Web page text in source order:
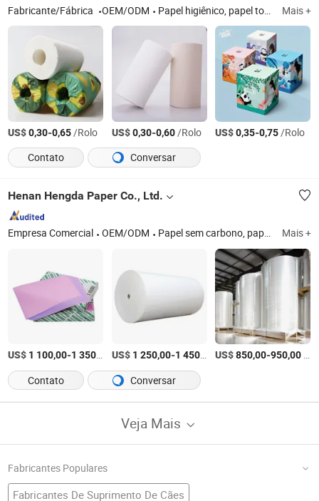
Fabricante/Fábrica OEM/ODM Papel higiênico, papel toalha, lenço de papel, guardanapo, toalha de papel, papel de cozinha Mais +
US$0,30-0,65/Rolo US$0,30-0,60/Rolo US$0,35-0,75/Rolo
Contato
Conversar
Henan Hengda Paper Co., Ltd.
Empresa Comercial OEM/ODM Papel sem carbono, papel revestido, papel colorido, papel duplex com fundo cinza, papel kraft, papel jornal, papel NCR, papel de tecido Mf/Mg, papel de vidro, papelão cinza Mais +
US$ 1 100,00-1 350,00 /Tonelada
US$ 1 250,00-1 450,00 /Tonelada
US$850,00-950,00
Contato
Conversar
Veja Mais
Fabricantes Populares
Fabricantes De Suprimento De Cães